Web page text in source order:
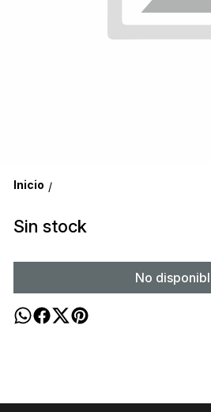
Inicio /
Sin stock
No